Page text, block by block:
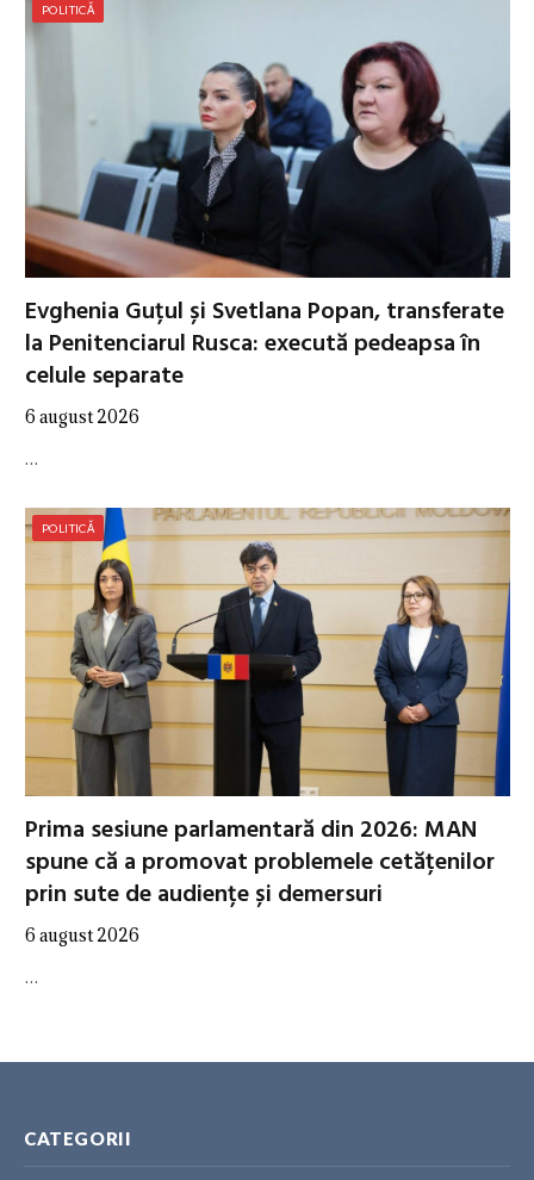
POLITICĂ
Evghenia Guțul și Svetlana Popan, transferate
la Penitenciarul Rusca: execută pedeapsa în
celule separate
6 august 2026
…
POLITICĂ
Prima sesiune parlamentară din 2026: MAN
spune că a promovat problemele cetățenilor
prin sute de audiențe și demersuri
6 august 2026
…
CATEGORII